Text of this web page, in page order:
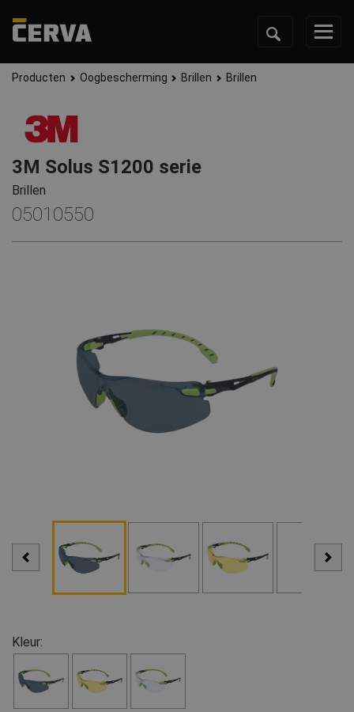
Producten Oogbescherming Brillen Brillen
3M Solus S1200 serie
Brillen
05010550
Kleur: